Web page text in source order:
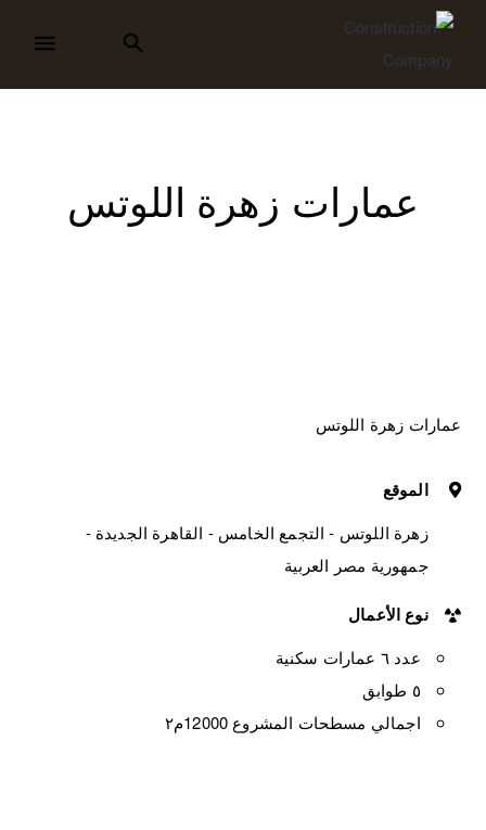
عمارات زهرة اللوتس
عمارات زهرة اللوتس
الموقع
زهرة اللوتس - التجمع الخامس - القاهرة الجديدة -
جمهورية مصر العربية
نوع الأعمال
عدد ٦ عمارات سكنية
٥ طوابق
اجمالي مسطحات المشروع 12000م٢